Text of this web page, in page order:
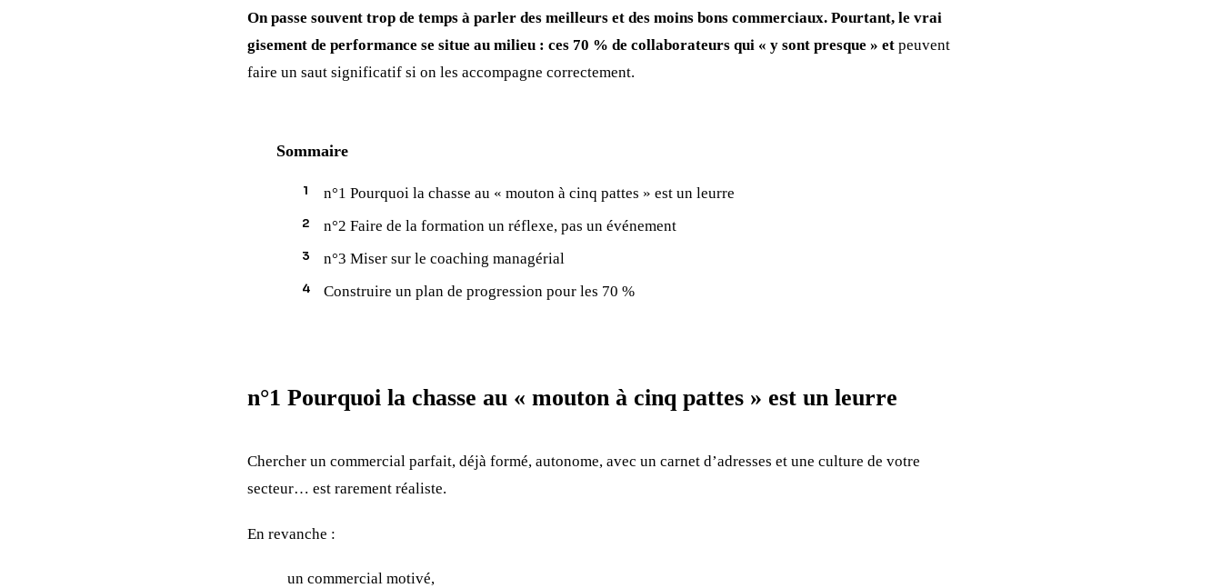
On passe souvent trop de temps à parler des meilleurs et des moins bons commerciaux. Pourtant, le vrai
gisement de performance se situe au milieu : ces 70 % de collaborateurs qui « y sont presque » et peuvent
faire un saut significatif si on les accompagne correctement.
Sommaire
n°1 Pourquoi la chasse au « mouton à cinq pattes » est un leurre
n°2 Faire de la formation un réflexe, pas un événement
n°3 Miser sur le coaching managérial
Construire un plan de progression pour les 70 %
n°1 Pourquoi la chasse au « mouton à cinq pattes » est un leurre
Chercher un commercial parfait, déjà formé, autonome, avec un carnet d’adresses et une culture de votre
secteur… est rarement réaliste.
En revanche :
un commercial motivé,